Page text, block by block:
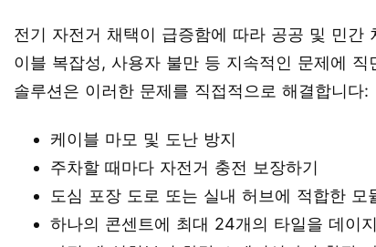
전기 자전거 채택이 급증함에 따라 공공 및 민간
이블 복잡성, 사용자 불만 등 지속적인 문제에 직
솔루션은 이러한 문제를 직접적으로 해결합니다:
케이블 마모 및 도난 방지
주차할 때마다 자전거 충전 보장하기
도심 포장 도로 또는 실내 허브에 적합한 모
하나의 콘센트에 최대 24개의 타일을 데이